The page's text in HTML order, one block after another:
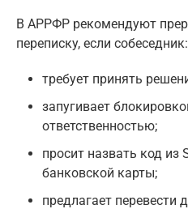
В АРРФР рекомендуют
переписку, если собеседник:
требует принять
запугивает
ответственностью;
просит назвать код из
банковской карты;
предлагает перевести